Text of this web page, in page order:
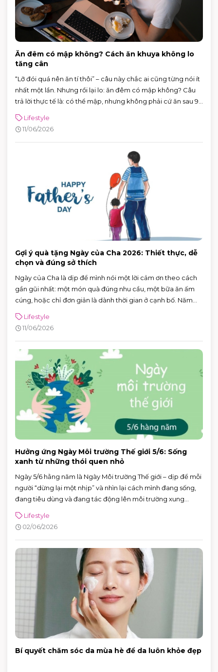
Ăn đêm có mập không? Cách ăn khuya không lo
tăng cân
“Lỡ đói quá nên ăn tí thôi” – câu này chắc ai cũng từng nói ít
nhất một lần. Nhưng rồi lại lo: ăn đêm có mập không? Câu
trả lời thực tế là: có thể mập, nhưng không phải cứ ăn sau 9
Lifestyle
11/06/2026
Gợi ý quà tặng Ngày của Cha 2026: Thiết thực, dễ
chọn và đúng sở thích
Ngày của Cha là dịp để mình nói một lời cảm ơn theo cách
gần gũi nhất: một món quà đúng nhu cầu, một bữa ăn ấm
cúng, hoặc chỉ đơn giản là dành thời gian ở cạnh bố. Năm
thứ ba của tháng 6) — rất tiện để cả nhà lên lịch đi chơi, mua
sắm và ăn uống trong một buổi.
Lifestyle
11/06/2026
Hưởng ứng Ngày Môi trường Thế giới 5/6: Sống
xanh từ những thói quen nhỏ
Ngày 5/6 hằng năm là Ngày Môi trường Thế giới – dịp để mỗi
người “dừng lại một nhịp” và nhìn lại cách mình đang sống,
đang tiêu dùng và đang tác động lên môi trường xung
đến hành động vì khí hậu, với sự kiện toàn cầu được tổ chức
tại Azerbaijan.
Lifestyle
02/06/2026
Bí quyết chăm sóc da mùa hè để da luôn khỏe đẹp